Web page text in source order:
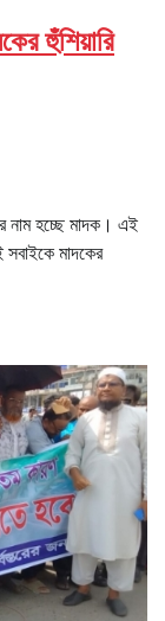
হুঁশিয়ারি
নাম হচ্ছে মাদক। এই
সবাইকে মাদকের